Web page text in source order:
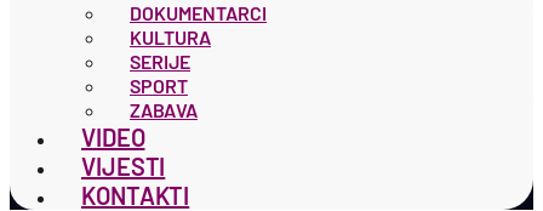
DOKUMENTARCI
KULTURA
SERIJE
SPORT
ZABAVA
VIDEO
VIJESTI
KONTAKTI